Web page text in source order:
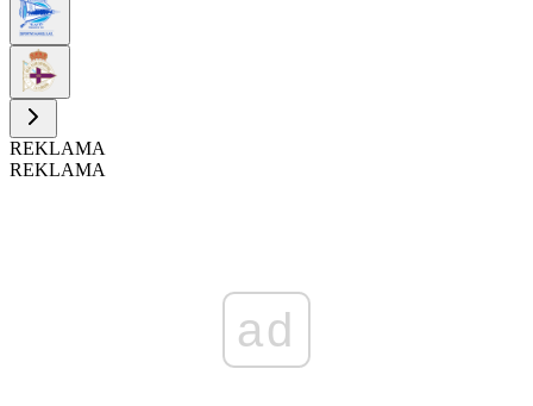
REKLAMA
REKLAMA
ad